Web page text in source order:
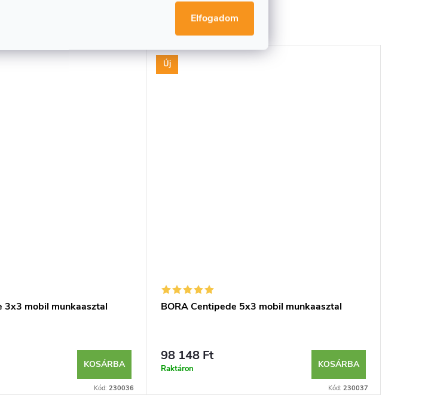
Elfogadom
termékek
3x3 mobil munkaasztal
KOSÁRBA
Kód: 230036
Új
BORA Centipede 5x3 mobil munkaasztal
98 148 Ft
Raktáron KOSÁRBA
Kód: 230037